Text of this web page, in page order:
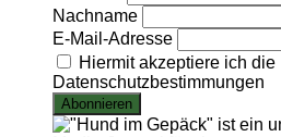
Nachname
E-Mail-Adresse
Hiermit akzeptiere ich die
Datenschutzbestimmungen